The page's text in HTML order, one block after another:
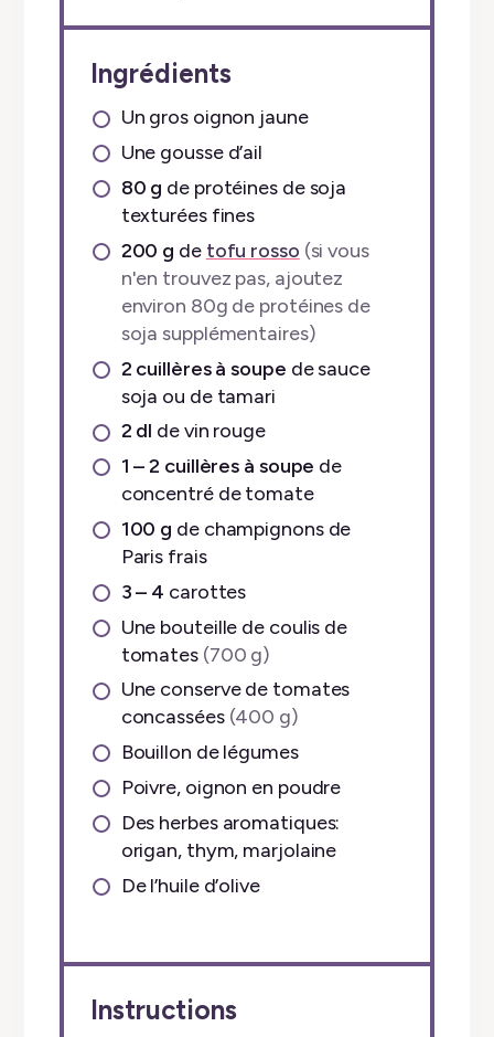
Ingrédients
Un gros oignon jaune
Une gousse d’ail
80 g de protéines de soja
texturées fines
200 g de tofu rosso (si vous
n'en trouvez pas, ajoutez
environ 80g de protéines de
soja supplémentaires)
2 cuillères à soupe de sauce
soja ou de tamari
2 dl de vin rouge
1 – 2 cuillères à soupe de
concentré de tomate
100 g de champignons de
Paris frais
3 – 4 carottes
Une bouteille de coulis de
tomates (700 g)
Une conserve de tomates
concassées (400 g)
Bouillon de légumes
Poivre, oignon en poudre
Des herbes aromatiques:
origan, thym, marjolaine
De l’huile d’olive
Instructions